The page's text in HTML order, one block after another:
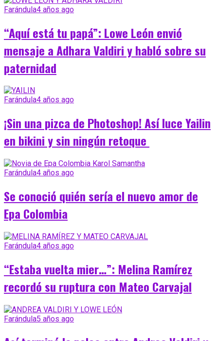
Farándula4 años ago
“Aquí está tu papá”: Lowe León envió
mensaje a Adhara Valdiri y habló sobre su
paternidad
Farándula4 años ago
¡Sin una pizca de Photoshop! Así luce Yailin
en bikini y sin ningún retoque
Farándula4 años ago
Se conoció quién sería el nuevo amor de
Epa Colombia
Farándula4 años ago
“Estaba vuelta mier…”: Melina Ramírez
recordó su ruptura con Mateo Carvajal
Farándula5 años ago